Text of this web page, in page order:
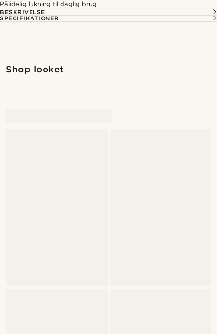
Pålidelig lukning til daglig brug
BESKRIVELSE
SPECIFIKATIONER
Shop looket